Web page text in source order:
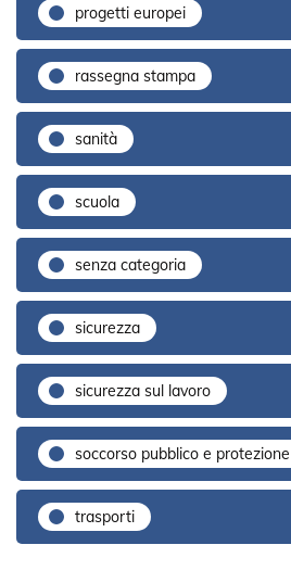
progetti europei
rassegna stampa
sanità
scuola
senza categoria
sicurezza
sicurezza sul lavoro
soccorso pubblico e
trasporti